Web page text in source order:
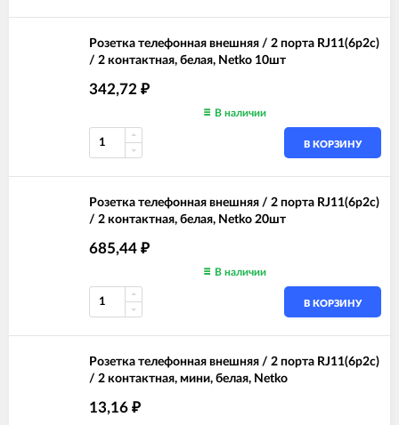
Розетка телефонная внешняя / 2 порта RJ11(6p2c)
/ 2 контактная, белая, Netko 10шт
342,72 ₽
В наличии
В КОРЗИНУ
Розетка телефонная внешняя / 2 порта RJ11(6p2c)
/ 2 контактная, белая, Netko 20шт
685,44 ₽
В наличии
В КОРЗИНУ
Розетка телефонная внешняя / 2 порта RJ11(6p2c)
/ 2 контактная, мини, белая, Netko
13,16 ₽